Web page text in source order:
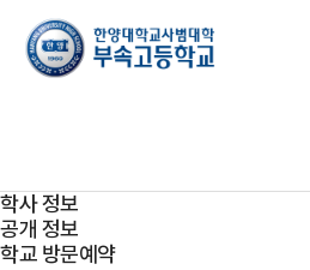
한양 리포트
학생 프로그램
학사 정보
공개 정보
학교 방문예약